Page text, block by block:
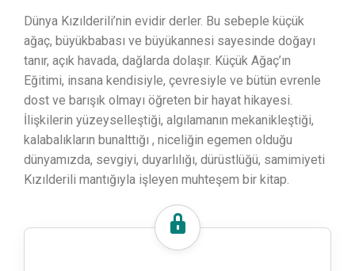
Dünya Kızılderili’nin evidir derler. Bu sebeple küçük
ağaç, büyükbabası ve büyükannesi sayesinde doğayı
tanır, açık havada, dağlarda dolaşır. Küçük Ağaç’ın
Eğitimi, insana kendisiyle, çevresiyle ve bütün evrenle
dost ve barışık olmayı öğreten bir hayat hikayesi.
İlişkilerin yüzeyselleştiği, algılamanın mekanikleştiği,
kalabalıkların bunalttığı , niceliğin egemen olduğu
dünyamızda, sevgiyi, duyarlılığı, dürüstlüğü, samimiyeti
Kızılderili mantığıyla işleyen muhteşem bir kitap.